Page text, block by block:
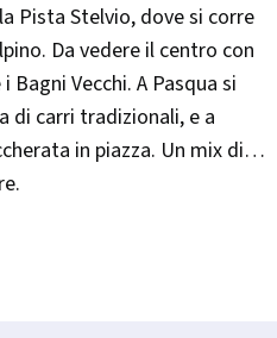
Pista Stelvio, dove si corre
Da vedere il centro con
Bagni Vecchi. A Pasqua si
di carri tradizionali, e a
in piazza. Un mix di